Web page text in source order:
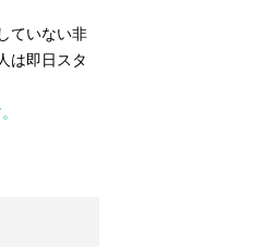
ていない非
は即日スタ